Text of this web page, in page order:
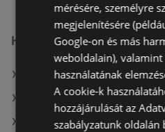
Hasonló kiskereskedők
A(z) CBA ajánlatai
A(z) Müller HU ajánlatai
A(z) AlphaZoo ajánlatai
mérésére, személyre
megjelenítésére
Google-on és más
weboldalain),
használatának
A cookie-k
hozzájárulását az
szabályzatunk oldalán